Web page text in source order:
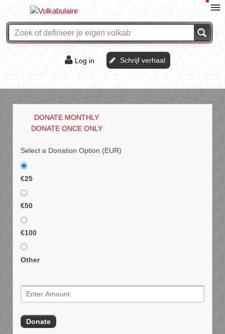
Log in Schrijf verhaal
DONATE MONTHLY
DONATE ONCE ONLY
Select a Donation Option (EUR)
€25
€50
€100
Other